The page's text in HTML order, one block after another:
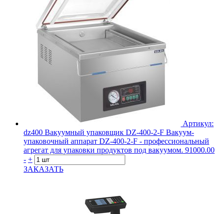
Артикул:
dz400 Вакуумный упаковщик DZ-400-2-F Вакуум-
упаковочный аппарат DZ-400-2-F - профессиональный
агрегат для упаковки продуктов под вакуумом. 91000.00
- +
ЗАКАЗАТЬ